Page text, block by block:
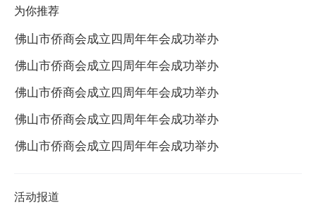
为你推荐
佛山市侨商会成立四周年年会成功举办
佛山市侨商会成立四周年年会成功举办
佛山市侨商会成立四周年年会成功举办
佛山市侨商会成立四周年年会成功举办
佛山市侨商会成立四周年年会成功举办
活动报道